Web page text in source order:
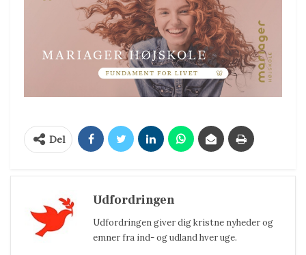
Del
Udfordringen
Udfordringen giver dig kristne nyheder og
emner fra ind- og udland hver uge.